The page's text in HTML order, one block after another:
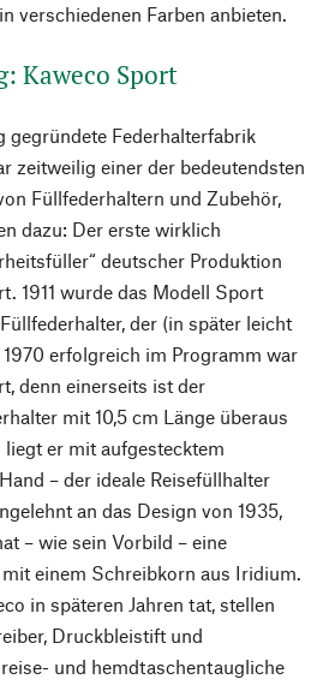
verschiedenen Farben anbieten.
Kaweco Sport
gegründete Federhalterfabrik
zeitweilig einer der bedeutendsten
Füllfederhaltern und Zubehör,
dazu: Der erste wirklich
deutscher Produktion
1911 wurde das Modell Sport
der (in später leicht
erfolgreich im Programm war
denn einerseits ist der
mit 10,5 cm Länge überaus
er mit aufgestecktem
– der ideale Reisefüllhalter
an das Design von 1935,
– wie sein Vorbild – eine
einem Schreibkorn aus Iridium.
in späteren Jahren tat, stellen
Druckbleistift und
und hemdtaschentaugliche